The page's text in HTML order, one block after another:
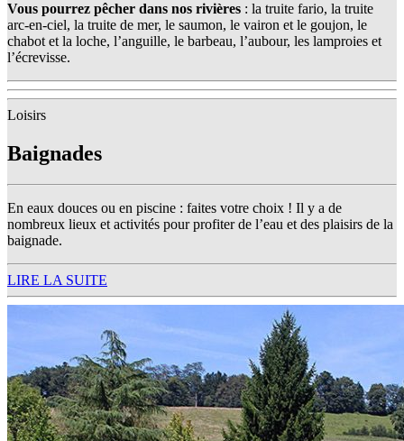
Vous pourrez pêcher dans nos rivières : la truite fario, la truite
arc-en-ciel, la truite de mer, le saumon, le vairon et le goujon, le
chabot et la loche, l’anguille, le barbeau, l’aubour, les lamproies et
l’écrevisse.
Loisirs
Baignades
En eaux douces ou en piscine : faites votre choix ! Il y a de
nombreux lieux et activités pour profiter de l’eau et des plaisirs de la
baignade.
LIRE LA SUITE